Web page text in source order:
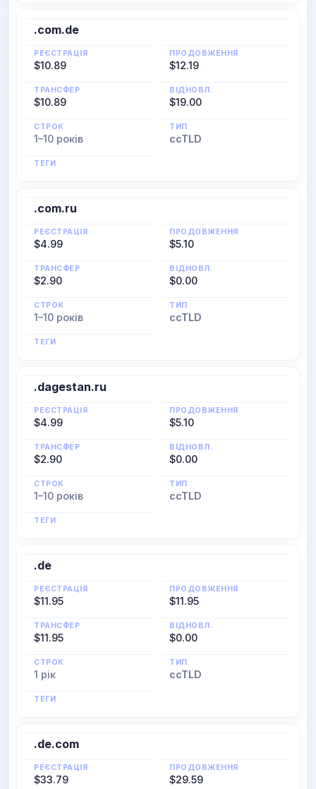
.com.de
РЕЄСТРАЦІЯ
$10.89
ПРОДОВЖЕННЯ
$12.19
ТРАНСФЕР
$10.89
ВІДНОВЛ.
$19.00
СТРОК
1–10 років
ТИП
ccTLD
ТЕГИ
.com.ru
РЕЄСТРАЦІЯ
$4.99
ПРОДОВЖЕННЯ
$5.10
ТРАНСФЕР
$2.90
ВІДНОВЛ.
$0.00
СТРОК
1–10 років
ТИП
ccTLD
ТЕГИ
.dagestan.ru
РЕЄСТРАЦІЯ
$4.99
ПРОДОВЖЕННЯ
$5.10
ТРАНСФЕР
$2.90
ВІДНОВЛ.
$0.00
СТРОК
1–10 років
ТИП
ccTLD
ТЕГИ
.de
РЕЄСТРАЦІЯ
$11.95
ПРОДОВЖЕННЯ
$11.95
ТРАНСФЕР
$11.95
ВІДНОВЛ.
$0.00
СТРОК
1 рік
ТИП
ccTLD
ТЕГИ
.de.com
РЕЄСТРАЦІЯ
$33.79
ПРОДОВЖЕННЯ
$29.59